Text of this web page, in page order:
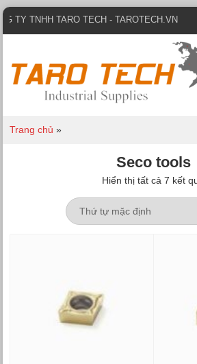
TARO TECH - TAROTECH.VN
Trang chủ »
Seco tools
Hiển thị tất cả 7 kết